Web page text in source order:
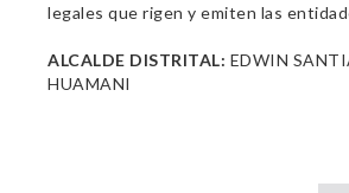
legales que rigen y emiten las
ALCALDE DISTRITAL: EDWIN
HUAMANI